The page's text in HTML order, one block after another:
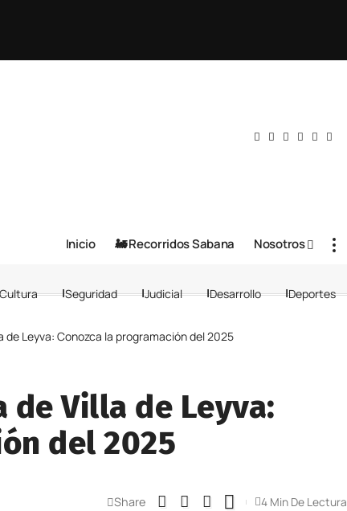
Inicio 🚂 Recorridos Sabana Nosotros
Cultura Seguridad Judicial Desarrollo Deportes
de Leyva: Conozca la programación del 2025
Villa de Leyva:
del 2025
Share 4 Min De Lectura